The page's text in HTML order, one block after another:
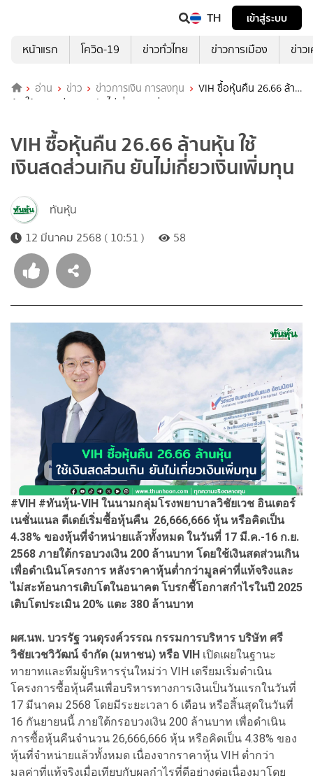
TH
เข้าสู่ระบบ
หน้าแรก
โควิด-19 ข่าวทั่วไทย ข่าวการเมือง ข่าว
อ่าน ข่าว ข่าวการเงิน การลงทุน
VIH ซื้อหุ้นคืน 26.66 ล้าน
หุ้น ใช้เงินสดส่วนเกิน ยันไม่เกี่ยวเงินเพิ่มทุน
VIH ซื้อหุ้นคืน 26.66 ล้านหุ้น ใช้
เงินสดส่วนเกิน ยันไม่เกี่ยวเงินเพิ่มทุน
ทันหุ้น
12 มีนาคม 2568 ( 10:51 )
58
#VIH #ทันหุ้น-VIH ในนามกลุ่มโรงพยาบาลวิชัยเวช อินเตอร์
เนชั่นแนล ดีเดย์เริ่มซื้อหุ้นคืน 26,666,666 หุ้น หรือคิดเป็น
4.38% ของหุ้นที่จำหน่ายแล้วทั้งหมด ในวันที่ 17 มี.ค.-16 ก.ย.
2568 ภายใต้กรอบวงเงิน 200 ล้านบาท โดยใช้เงินสดส่วนเกิน
เพื่อดำเนินโครงการ หลังราคาหุ้นต่ำกว่ามูลค่าที่แท้จริงและ
ไม่สะท้อนการเติบโตในอนาคต โบรกชี้โอกาสกำไรในปี 2025
เติบโตประเมิน 20% แตะ 380 ล้านบาท
ผศ.นพ. บวรรัฐ วนดุรงค์วรรณ กรรมการบริหาร บริษัท ศรี
วิชัยเวชวิวัฒน์ จำกัด (มหาชน) หรือ VIH เปิดเผยในฐานะ
ทายาทและทีมผู้บริหารรุ่นใหม่ว่า VIH เตรียมเริ่มดำเนิน
โครงการซื้อหุ้นคืนเพื่อบริหารทางการเงินเป็นวันแรกในวันที่
17 มีนาคม 2568 โดยมีระยะเวลา 6 เดือน หรือสิ้นสุดในวันที่
16 กันยายนนี้ ภายใต้กรอบวงเงิน 200 ล้านบาท เพื่อดำเนิน
การซื้อหุ้นคืนจำนวน 26,666,666 หุ้น หรือคิดเป็น 4.38% ของ
หุ้นที่จำหน่ายแล้วทั้งหมด เนื่องจากราคาหุ้น VIH ต่ำกว่า
มูลค่าที่แท้จริงเมื่อเทียบกับผลกำไรที่ดีอย่างต่อเนื่องมาโดย